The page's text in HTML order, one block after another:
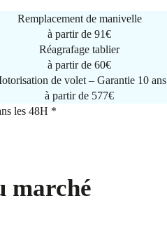
Remplacement de manivelle
à partir de91€
Réagrafage tablier
à partir de60€
de volet – Garantie 10 ans
à partir de 577€
les 48H *
marché